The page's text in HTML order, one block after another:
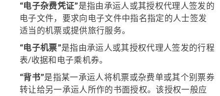
“电子杂费凭证”是指由承运人或其授权代理人签发的
电子文件，要求向电子文件中指名指定的人士签发
适当的机票或提供旅行服务。
“电子机票”是指由承运人或其授权代理人签发的行程
表/收据和电子乘机券。
“背书”是指某一承运人将机票或杂费单或其个别票券
转让给另一承运人所作的书面授权。该授权一般应